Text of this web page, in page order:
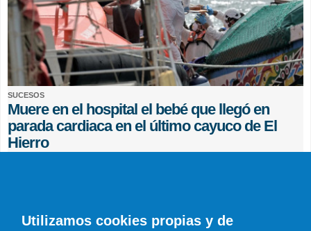
SUCESOS
Muere en el hospital el bebé que llegó en
parada cardiaca en el último cayuco de El
Hierro
Utilizamos cookies propias y de